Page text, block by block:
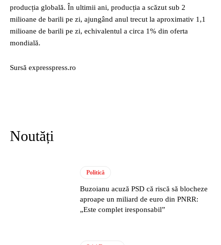
producția globală. În ultimii ani, producția a scăzut sub 2
milioane de barili pe zi, ajungând anul trecut la aproximativ 1,1
milioane de barili pe zi, echivalentul a circa 1% din oferta
mondială.
Sursă expresspress.ro
Noutăți
Politică
Buzoianu acuză PSD că riscă să blocheze
aproape un miliard de euro din PNRR:
„Este complet iresponsabil”